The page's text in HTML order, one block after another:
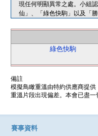
現任何明顯異常之處。小組
仙」、「綠色快駒」以及「
綠色快駒
備註
模擬鳥瞰重溫由特約供應商提
重溫片段出現偏差。本會已盡
賽事資料